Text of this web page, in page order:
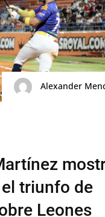
Alexander
triunfo de
Leones